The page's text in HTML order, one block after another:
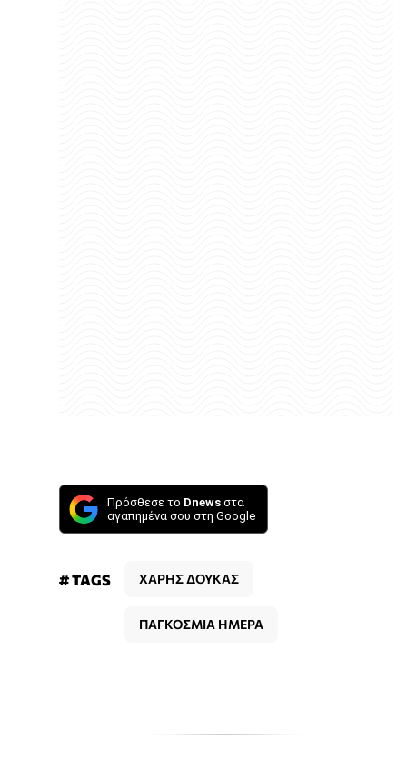
Πρόσθεσε το Dnews στα
αγαπημένα σου στη Google
# TAGS ΧΑΡΗΣ ΔΟΥΚΑΣ
ΠΑΓΚΟΣΜΙΑ ΗΜΕΡΑ